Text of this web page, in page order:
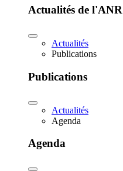
Actualités de l'ANR
Actualités
Publications
Publications
Actualités
Agenda
Agenda